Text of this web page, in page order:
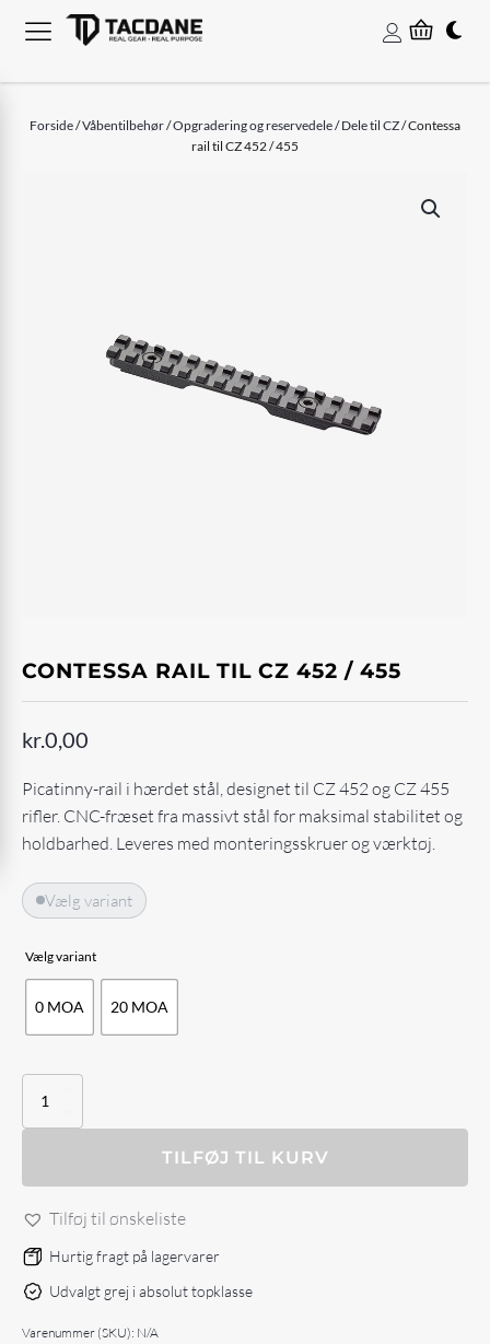
Forside/Våbentilbehør/Opgradering og reservedele/Dele til CZ/ Contessa
rail til CZ 452 / 455
CONTESSA RAIL TIL CZ 452 / 455
kr.0,00
Picatinny-rail i hærdet stål, designet til CZ 452 og CZ 455
rifler. CNC-fræset fra massivt stål for maksimal stabilitet og
holdbarhed. Leveres med monteringsskruer og værktøj.
Vælg variant
Vælg variant
0 MOA 20 MOA
Contessa
til
455
TILFØJ TIL KURV
Tilføj til ønskeliste
Hurtig fragt på lagervarer
Udvalgt grej i absolut topklasse
Varenummer (SKU): N/A